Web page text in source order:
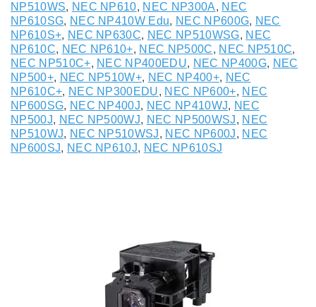
NP510WS, NEC NP610, NEC NP300A, NEC
NP610SG, NEC NP410W Edu, NEC NP600G, NEC
NP610S+, NEC NP630C, NEC NP510WSG, NEC
NP610C, NEC NP610+, NEC NP500C, NEC NP510C,
NEC NP510C+, NEC NP400EDU, NEC NP400G, NEC
NP500+, NEC NP510W+, NEC NP400+, NEC
NP610C+, NEC NP300EDU, NEC NP600+, NEC
NP600SG, NEC NP400J, NEC NP410WJ, NEC
NP500J, NEC NP500WJ, NEC NP500WSJ, NEC
NP510WJ, NEC NP510WSJ, NEC NP600J, NEC
NP600SJ, NEC NP610J, NEC NP610SJ